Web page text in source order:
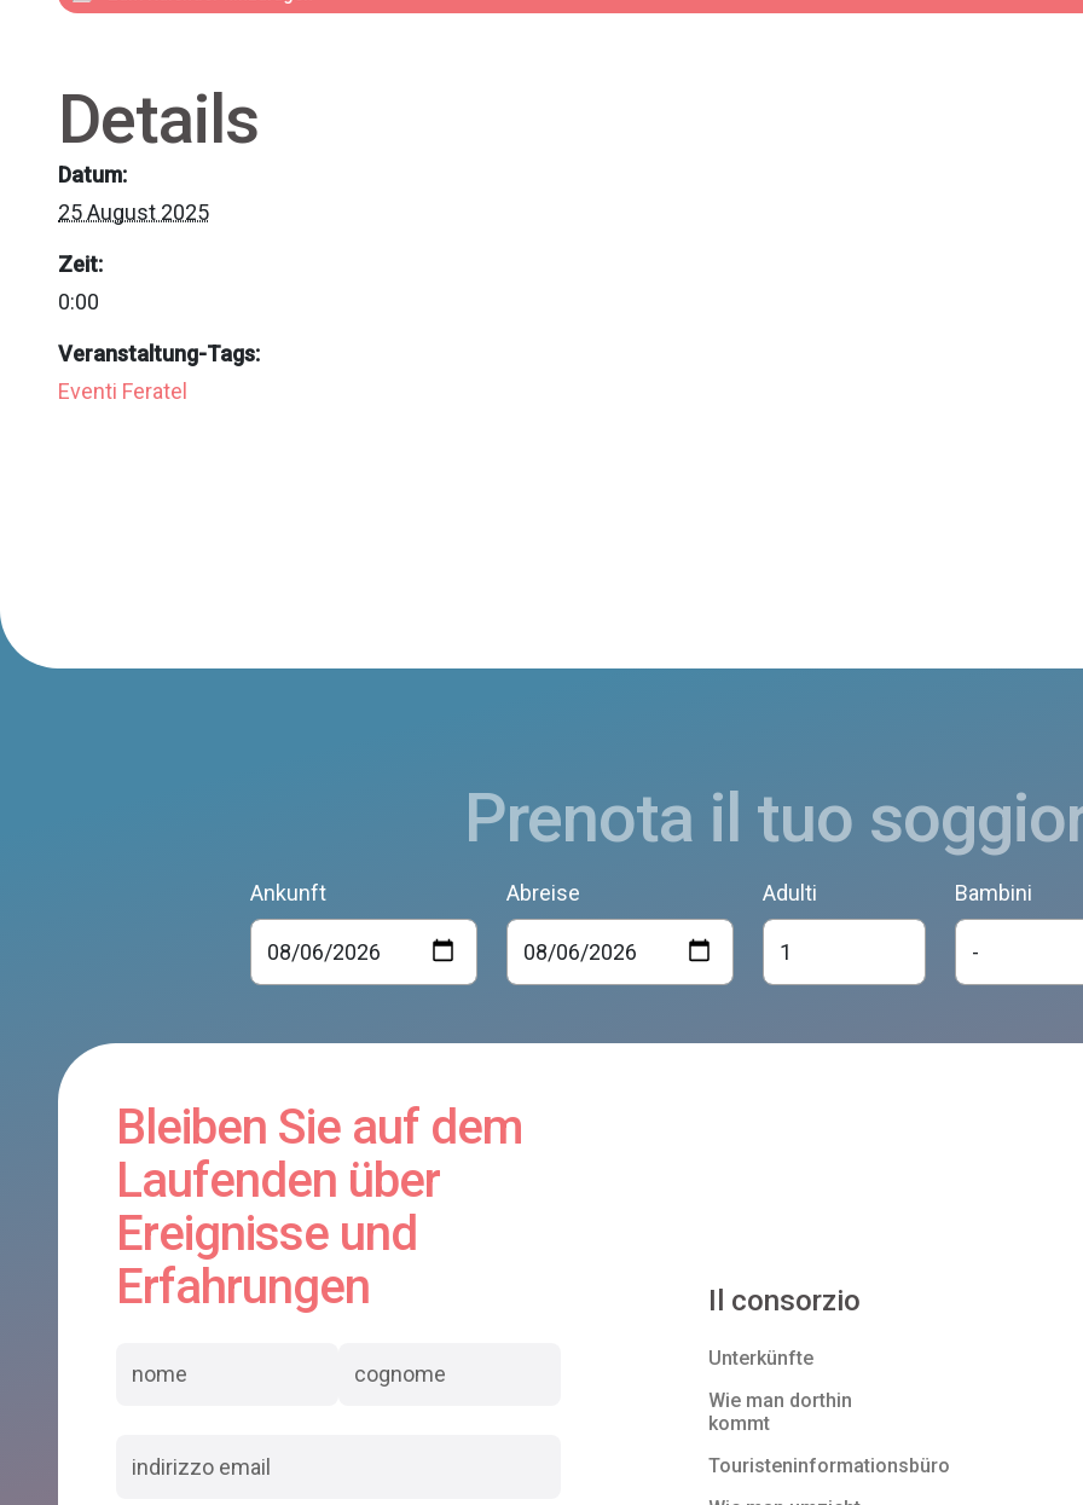
Details
Datum:
25 August 2025
Zeit:
0:00
Veranstaltung-Tags:
Eventi Feratel
Prenota il tuo
Ankunft Abreise Adulti Bambini
Bleiben Sie auf dem
Laufenden über
Ereignisse und
Erfahrungen
Il consorzio
Unterkünfte
Wie man dorthin
kommt
Touristeninformationsbüro